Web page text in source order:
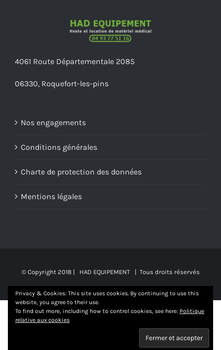
4061 Route Départementale 2085
06330, Roquefort-les-pins
Nos engagements
Conditions générales
Charte de protection des données
Mentions légales
© Copyright 2018 | HAD EQUIPEMENT| Tous droits réservés
Privacy & Cookies: This site uses cookies. By continuing to use this
website, you agree to their use.
To find out more, including how to control cookies, see here: Politique
relative aux cookies